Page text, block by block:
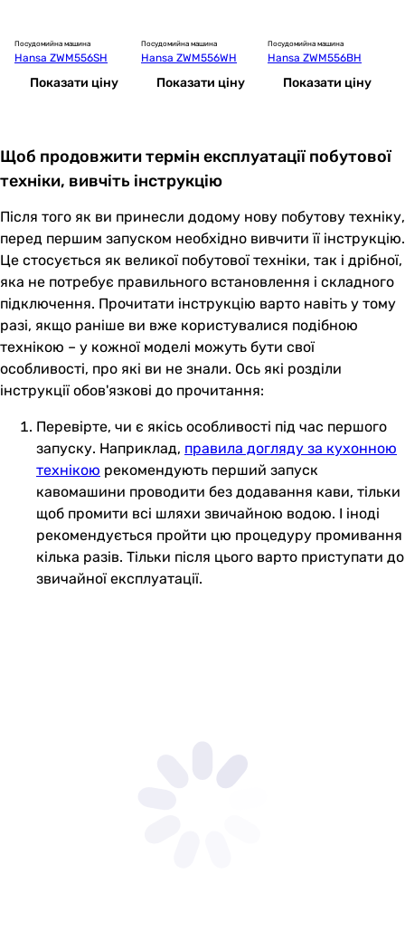
Посудомийна машина
Hansa ZWM556SH
Показати ціну
Посудомийна машина
Hansa ZWM556WH
Показати ціну
Посудомийна машина
Hansa ZWM556BH
Показати ціну
Щоб продовжити термін експлуатації побутової
техніки, вивчіть інструкцію
Після того як ви принесли додому нову побутову техніку,
перед першим запуском необхідно вивчити її інструкцію.
Це стосується як великої побутової техніки, так і дрібної,
яка не потребує правильного встановлення і складного
підключення. Прочитати інструкцію варто навіть у тому
разі, якщо раніше ви вже користувалися подібною
технікою – у кожної моделі можуть бути свої
особливості, про які ви не знали. Ось які розділи
інструкції обов'язкові до прочитання:
Перевірте, чи є якісь особливості під час першого
запуску. Наприклад, правила догляду за кухонною
технікою рекомендують перший запуск
кавомашини проводити без додавання кави, тільки
щоб промити всі шляхи звичайною водою. І іноді
рекомендується пройти цю процедуру промивання
кілька разів. Тільки після цього варто приступати до
звичайної експлуатації.